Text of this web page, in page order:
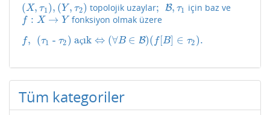
(X, τ1 ), (Y , τ2)
(X,τ1),( Yτ 2) topolojik uzaylar; B, τ1
; B,τ1 için baz ve
f : X → Y
f:X→Y fonksiyon olmak üzere
f, (τ1 - τ2 ) açık ⇔ (∀B ∈ B)( f[B] ∈ τ2 ).
f ( τ1- τ2)açık⇔(∀B∈B )(f[B ]∈τ2 .
Tüm kategoriler